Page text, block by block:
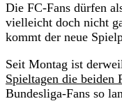
Die FC-Fans dürfen
vielleicht doch nicht
kommt der neue
Seit Montag ist
Spieltagen die beiden
Bundesliga-Fans so